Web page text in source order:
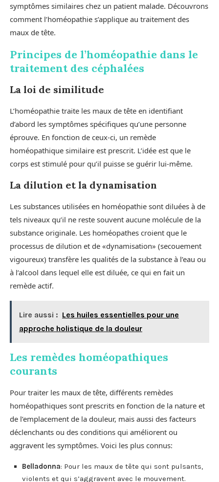
symptômes similaires chez un patient malade. Découvrons
comment l’homéopathie s’applique au traitement des
maux de tête.
Principes de l’homéopathie dans le
traitement des céphalées
La loi de similitude
L’homéopathie traite les maux de tête en identifiant
d’abord les symptômes spécifiques qu’une personne
éprouve. En fonction de ceux-ci, un remède
homéopathique similaire est prescrit. L’idée est que le
corps est stimulé pour qu’il puisse se guérir lui-même.
La dilution et la dynamisation
Les substances utilisées en homéopathie sont diluées à de
tels niveaux qu’il ne reste souvent aucune molécule de la
substance originale. Les homéopathes croient que le
processus de dilution et de «dynamisation» (secouement
vigoureux) transfère les qualités de la substance à l’eau ou
à l’alcool dans lequel elle est diluée, ce qui en fait un
remède actif.
Lire aussi : Les huiles essentielles pour une
approche holistique de la douleur
Les remèdes homéopathiques
courants
Pour traiter les maux de tête, différents remèdes
homéopathiques sont prescrits en fonction de la nature et
de l’emplacement de la douleur, mais aussi des facteurs
déclenchants ou des conditions qui améliorent ou
aggravent les symptômes. Voici les plus connus:
Belladonna: Pour les maux de tête qui sont pulsants,
violents et qui s’aggravent avec le mouvement.